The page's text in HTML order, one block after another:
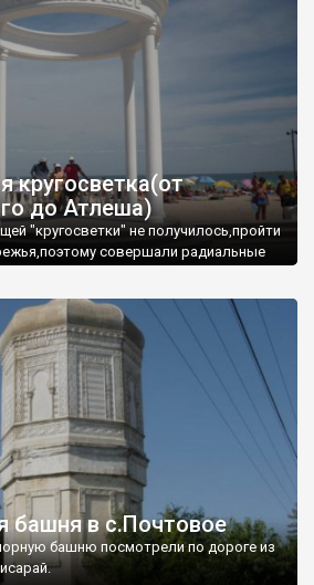
кругосветка(от
до Атлеша)
"кругосветки" не получилось,пройти
совершали радиальные
башня в с.Почтовое
башню посмотрели по дороге из